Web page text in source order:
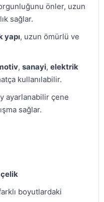
önler, uzun
sağlar.
yapı, uzun ömürlü ve
, sanayi, elektrik
kullanılabilir.
ayarlanabilir çene
sağlar.
boyutlardaki